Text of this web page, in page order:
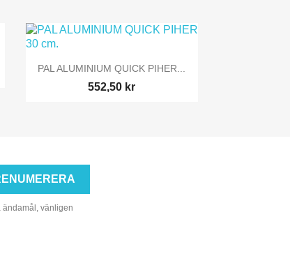
 Snabbvy
PAL ALUMINIUM QUICK PIHER...
552,50 kr
ändamål, vänligen